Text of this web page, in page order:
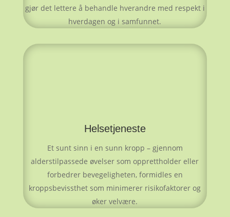
gjør det lettere å behandle hverandre med respekt i
hverdagen og i samfunnet.
Helsetjeneste
Et sunt sinn i en sunn kropp – gjennom
alderstilpassede øvelser som opprettholder eller
forbedrer bevegeligheten, formidles en
kroppsbevissthet som minimerer risikofaktorer og
øker velvære.